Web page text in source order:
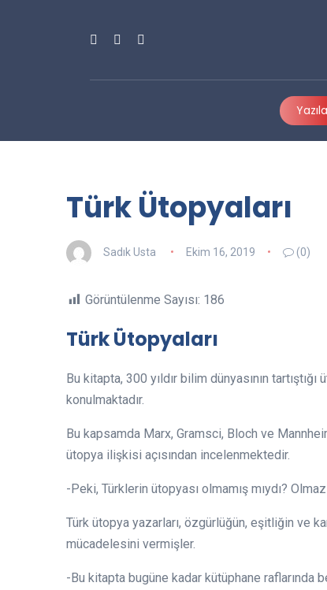
Türk Ütopyaları
Sadık Usta Ekim 16, 2019 (0)
Görüntülenme Sayısı: 186
Türk Ütopyaları
Bu kitapta, 300 yıldır bilim dünyasının
konulmaktadır.
Bu kapsamda Marx, Gramsci, Bloch ve
ütopya ilişkisi açısından incelenmektedir.
-Peki, Türklerin ütopyası olmamış mıydı?
Türk ütopya yazarları, özgürlüğün, eşitliğin ve
mücadelesini vermişler.
-Bu kitapta bugüne kadar kütüphane raflarında